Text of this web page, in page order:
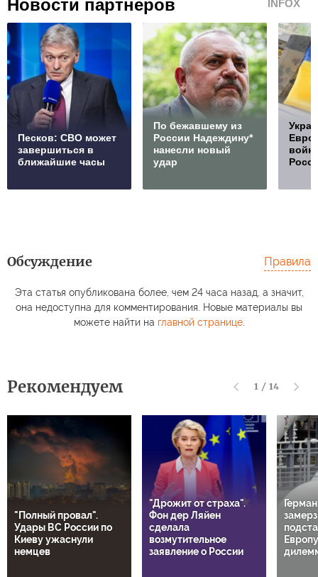
Новости партнеров INFOX
Песков: СВО может
завершиться в
ближайшие часы
По бежавшему из
России Надеждину*
нанесли новый
удар
Обсуждение Правила
Эта статья опубликована более, чем 24 часа назад, а значит,
она недоступна для комментирования. Новые материалы вы
можете найти на главной странице.
Рекомендуем 1 / 14
"Полный провал".
Удары ВС России по
Киеву ужаснули
немцев
"Дрожит от страха".
Фон дер Ляйен
сделала
возмутительное
заявление о России